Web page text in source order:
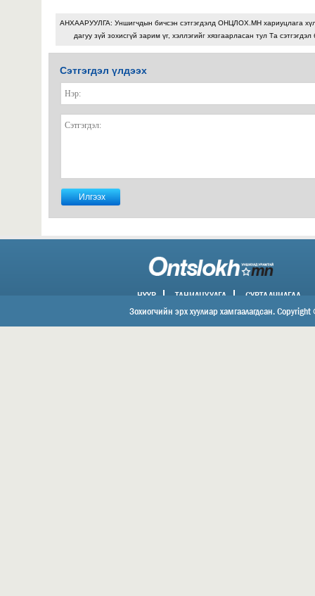
АНХААРУУЛГА: Уншигчдын бичсэн сэтгэгдэлд ОНЦЛОХ.МН хариуцлага
дагуу зүй зохисгүй зарим үг, хэллэгийг хязгаарласан тул Та
Сэтгэгдэл үлдээх
НҮҮР ТАНИЛЦУУЛГА СУРТАЛЧИЛГАА
ХОЛБОО БАРИХ
Зохиогчийн эрх хуулиар хамгаалагдсан.